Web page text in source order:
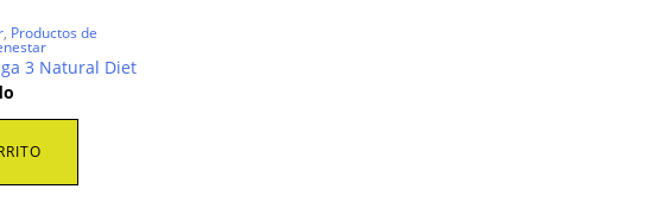
, Productos de
3 Natural Diet